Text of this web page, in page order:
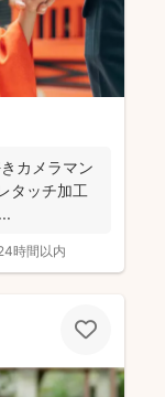
カメラマン
タッチ加工
時間以内